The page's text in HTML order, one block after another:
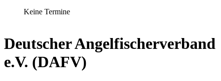
Keine Termine
Deutscher Angelfischerverband
e.V. (DAFV)